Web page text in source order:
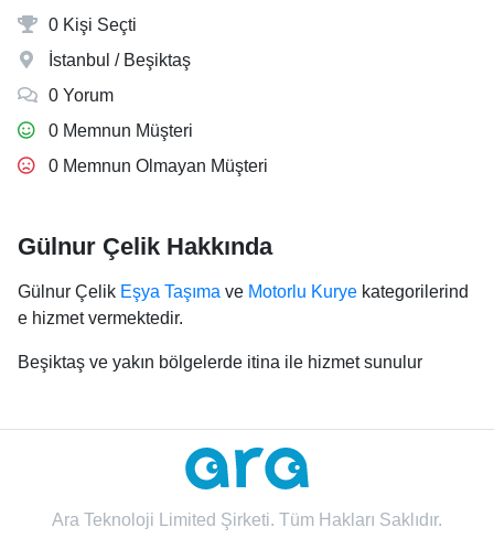
0 Kişi Seçti
İstanbul / Beşiktaş
0 Yorum
0 Memnun Müşteri
0 Memnun Olmayan Müşteri
Gülnur Çelik Hakkında
Gülnur Çelik Eşya Taşıma ve Motorlu Kurye kategorilerind
e hizmet vermektedir.
Beşiktaş ve yakın bölgelerde itina ile hizmet sunulur
Ara Teknoloji Limited Şirketi. Tüm Hakları Saklıdır.